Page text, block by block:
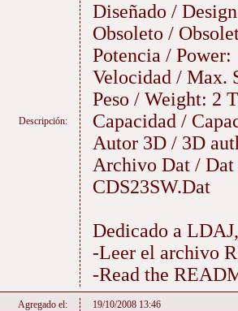
Descripción:
Diseñado /
Obsoleto /
Potencia / Power:
Velocidad / Max.
Peso / Weight: 2
Capacidad /
Autor 3D / 3D
Archivo Dat / Dat
CDS23SW.Dat
Dedicado a
-Leer el archivo
-Read the
Agregado el: 19/10/2008 13:46